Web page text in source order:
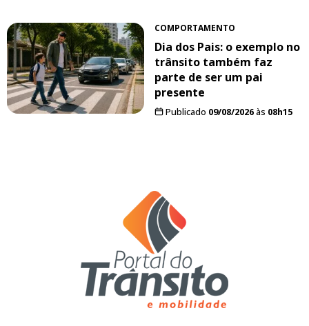
COMPORTAMENTO
Dia dos Pais: o exemplo no
trânsito também faz
parte de ser um pai
presente
Publicado 09/08/2026às 08h15